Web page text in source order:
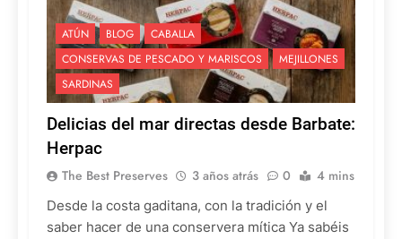
ATÚN BLOG
CABALLA
CONSERVAS DE PESCADO Y MARISCOS
MEJILLONES
SARDINAS
Delicias del mar directas desde Barbate:
Herpac
The Best Preserves 3 años atrás 0 4 mins
Desde la costa gaditana, con la tradición y el
saber hacer de una conservera mítica Ya sabéis